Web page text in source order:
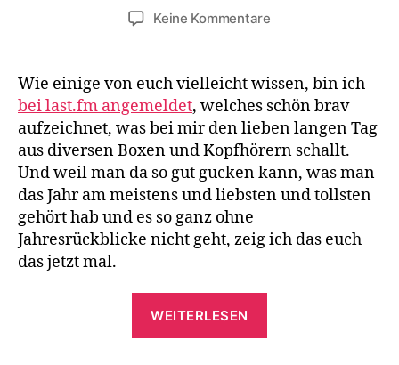
Keine Kommentarezu
Wie einige von euch vielleicht wissen, bin ich
bei last.fm angemeldet, welches schön brav
aufzeichnet, was bei mir den lieben langen Tag
aus diversen Boxen und Kopfhörern schallt.
Und weil man da so gut gucken kann, was man
das Jahr am meistens und liebsten und tollsten
gehört hab und es so ganz ohne
Jahresrückblicke nicht geht, zeig ich das euch
das jetzt mal.
WEITERLESEN